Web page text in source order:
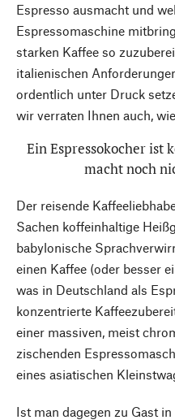
Espresso ausmacht und
Espressomaschine
starken Kaffee so
italienischen
ordentlich unter Druck
wir verraten Ihnen auch,
Ein Espressokocher ist
macht noch
Der reisende
Sachen koffeinhaltige
babylonische
einen Kaffee (oder besser
was in Deutschland als
konzentrierte
einer massiven, meist
zischenden
eines asiatischen
Ist man dagegen zu Gast